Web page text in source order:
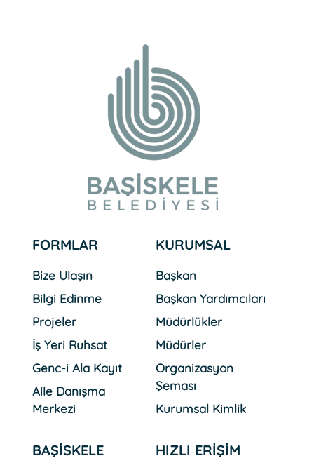
03 Ağustos 2026 Pazartesi
Başiskele Pastacılık
Akademisi Ülke TV
Ekranlarında
Başkan Özlü´den Yüzleri
Güldüren Ziyaretler
07 Ağustos 2026 Cuma
Başkan Özlü, Kitaphane´de
Gençlerle Buluştu
FORMLAR
Bize Ulaşın
Bilgi Edinme
Projeler
İş Yeri Ruhsat
Genc-i Ala Kayıt
Aile Danışma
Merkezi
KURUMSAL
Başkan
Başkan Yardımcıları
Müdürlükler
Müdürler
Organizasyon
Şeması
Kurumsal Kimlik
BAŞİSKELE HIZLI ERİŞİM